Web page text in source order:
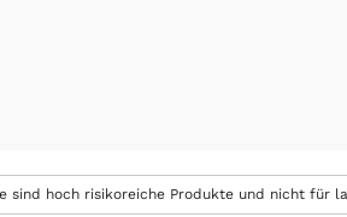
hoch risikoreiche Produkte und nicht für